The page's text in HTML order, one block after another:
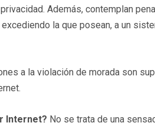
Además, contemplan
la que posean, a un
a la violación de morada son
Internet? No se trata de una